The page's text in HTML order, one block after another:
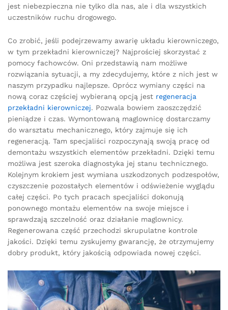
jest niebezpieczna nie tylko dla nas, ale i dla wszystkich
uczestników ruchu drogowego.
Co zrobić, jeśli podejrzewamy awarię układu kierowniczego,
w tym przekładni kierowniczej? Najprościej skorzystać z
pomocy fachowców. Oni przedstawią nam możliwe
rozwiązania sytuacji, a my zdecydujemy, które z nich jest w
naszym przypadku najlepsze. Oprócz wymiany części na
nową coraz częściej wybieraną opcją jest regeneracja
przekładni kierowniczej. Pozwala bowiem zaoszczędzić
pieniądze i czas. Wymontowaną maglownicę dostarczamy
do warsztatu mechanicznego, który zajmuje się ich
regeneracją. Tam specjaliści rozpoczynają swoją pracę od
demontażu wszystkich elementów przekładni. Dzięki temu
możliwa jest szeroka diagnostyka jej stanu technicznego.
Kolejnym krokiem jest wymiana uszkodzonych podzespołów,
czyszczenie pozostałych elementów i odświeżenie wyglądu
całej części. Po tych pracach specjaliści dokonują
ponownego montażu elementów na swoje miejsce i
sprawdzają szczelność oraz działanie maglownicy.
Regenerowana część przechodzi skrupulatne kontrole
jakości. Dzięki temu zyskujemy gwarancję, że otrzymujemy
dobry produkt, który jakością odpowiada nowej części.